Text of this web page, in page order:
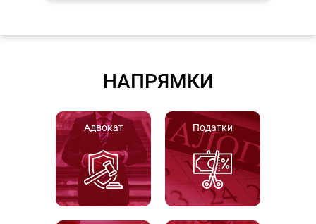
НАПРЯМКИ
Адвокат Податки